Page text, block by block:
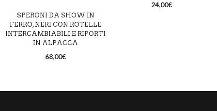
SPERONI DA SHOW IN
FERRO, NERI CON ROTELLE
INTERCAMBIABILI E RIPORTI
IN ALPACCA
68,00€
24,00€